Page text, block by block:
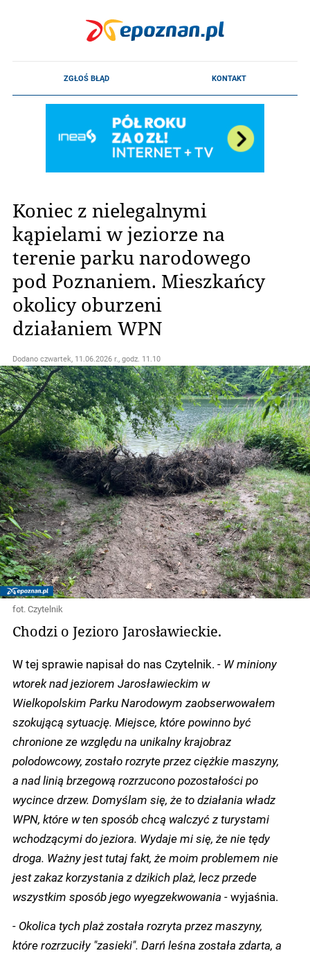
Koniec z nielegalnymi
kąpielami w jeziorze na
terenie parku narodowego
pod Poznaniem. Mieszkańcy
okolicy oburzeni
działaniem WPN
Dodano czwartek, 11.06.2026 r., godz. 11.10
fot. Czytelnik
Chodzi o Jezioro Jarosławieckie.
W tej sprawie napisał do nas Czytelnik. - W miniony
wtorek nad jeziorem Jarosławieckim w
Wielkopolskim Parku Narodowym zaobserwowałem
szokującą sytuację. Miejsce, które powinno być
chronione ze względu na unikalny krajobraz
polodowcowy, zostało rozryte przez ciężkie maszyny,
a nad linią brzegową rozrzucono pozostałości po
wycince drzew. Domyślam się, że to działania władz
WPN, które w ten sposób chcą walczyć z turystami
wchodzącymi do jeziora. Wydaje mi się, że nie tędy
droga. Ważny jest tutaj fakt, że moim problemem nie
jest zakaz korzystania z dzikich plaż, lecz przede
wszystkim sposób jego wyegzekwowania -wyjaśnia.
- Okolica tych plaż została rozryta przez maszyny,
które rozrzuciły "zasieki". Darń leśna została zdarta, a